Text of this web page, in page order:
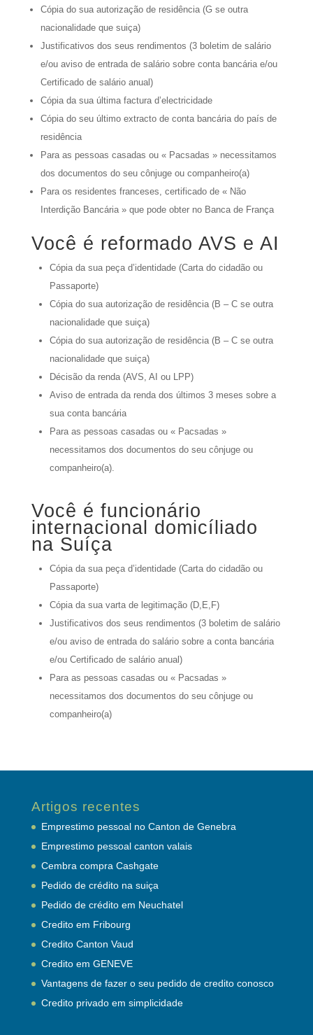
Cópia do sua autorização de residência (G se outra
nacionalidade que suiça)
Justificativos dos seus rendimentos (3 boletim de salário
e/ou aviso de entrada de salário sobre conta bancária e/ou
Certificado de salário anual)
Cópia da sua última factura d’electricidade
Cópia do seu último extracto de conta bancária do país de
residência
Para as pessoas casadas ou « Pacsadas » necessitamos
dos documentos do seu cônjuge ou companheiro(a)
Para os residentes franceses, certificado de « Não
Interdição Bancária » que pode obter no Banca de França
Você é reformado AVS e AI
Cópia da sua peça d’identidade (Carta do cidadão ou
Passaporte)
Cópia do sua autorização de residência (B – C se outra
nacionalidade que suiça)
Cópia do sua autorização de residência (B – C se outra
nacionalidade que suiça)
Décisão da renda (AVS, AI ou LPP)
Aviso de entrada da renda dos últimos 3 meses sobre a
sua conta bancária
Para as pessoas casadas ou « Pacsadas »
necessitamos dos documentos do seu cônjuge ou
companheiro(a).
Você é funcionário
internacional domicíliado
na Suíça
Cópia da sua peça d’identidade (Carta do cidadão ou
Passaporte)
Cópia da sua varta de legitimação (D,E,F)
Justificativos dos seus rendimentos (3 boletim de salário
e/ou aviso de entrada do salário sobre a conta bancária
e/ou Certificado de salário anual)
Para as pessoas casadas ou « Pacsadas »
necessitamos dos documentos do seu cônjuge ou
companheiro(a)
Artigos recentes
Emprestimo pessoal no Canton de Genebra
Emprestimo pessoal canton valais
Cembra compra Cashgate
Pedido de crédito na suiça
Pedido de crédito em Neuchatel
Credito em Fribourg
Credito Canton Vaud
Credito em GENEVE
Vantagens de fazer o seu pedido de credito conosco
Credito privado em simplicidade